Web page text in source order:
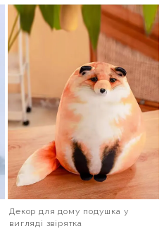
Декор для дому подушка у
вигляді звірятка